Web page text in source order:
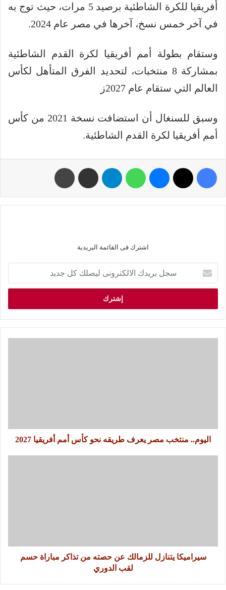
أفريقيا للكرة الشاطئية برصيد 5 مرات، حيث توج به
في آخر خمس نسخ، آخرها في مصر عام 2024.
وستقام بطولة أمم أفريقيا لكرة القدم الشاطئية
بمشاركة 8 منتخبات، لتحديد الفرق المتأهل لكأس
العالم التي ستقام عام 2027ز
وسبق للسنغال أن استضافت نسخة 2021 من كأس
أمم أفريقيا لكرة القدم الشاطئية.
اشترك فى القائمة البريدية
اليوم.. منتخب مصر يعرف طريقه نحو كأس أمم أفريقيا 2027
سيراميكا يتنازل للزمالك عن حصته من تذاكر مباراة حسم
لقب الدوري